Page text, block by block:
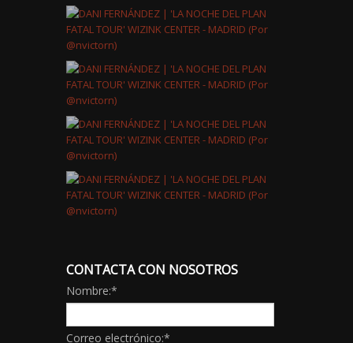
CONTACTA CON NOSOTROS
Nombre:*
Correo electrónico:*